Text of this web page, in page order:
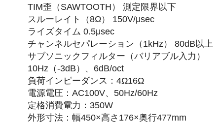
TIM歪（SAWTOOTH） 測定限界以下
スルーレイト（8Ω） 150V/μsec
ライズタイム 0.5μsec
チャンネルセパレーション（1kHz） 80dB以上
サブソニックフィルター（バリアブル入力）
10Hz（-3dB）、6dB/oct
負荷インピーダンス：4Ω16Ω
電源電圧：AC100V、50Hz/60Hz
定格消費電力：350W
外形寸法：幅450×高さ176×奥行477mm